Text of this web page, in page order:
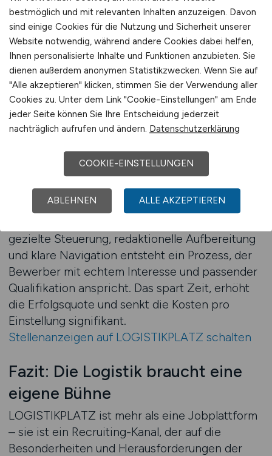
eine durchgängig logistiknahe Tonalität machen
LOGISTIKPLATZ zu einem Medium mit
Charakter. Fachkräfte erkennen hier auf den
ersten Blick: Dieses Unternehmen kennt mein
Arbeitsumfeld – und meine Sprache.
Zur Startseite
Fokus auf Bewerberqualität statt
Bewerbermenge
LOGISTIKPLATZ verfolgt keinen
Massengedanken. Die Plattform ist darauf
ausgerichtet, relevante Bewerbungen zu
gezielte Steuerung, redaktionelle Aufbereitung
und klare Navigation entsteht ein Prozess, der
Bewerber mit echtem Interesse und passender
Qualifikation anspricht. Das spart Zeit, erhöht
die Erfolgsquote und senkt die Kosten pro
Einstellung signifikant.
Stellenanzeigen auf LOGISTIKPLATZ schalten
Fazit: Die Logistik braucht eine
eigene Bühne
LOGISTIKPLATZ ist mehr als eine Jobplattform
– sie ist ein Recruiting-Kanal, der auf die
Besonderheiten und Herausforderungen der
bestmöglich und mit relevanten Inhalten anzuzeigen. Davon
sind einige Cookies für die Nutzung und Sicherheit unserer
Website notwendig, während andere Cookies dabei helfen,
Ihnen personalisierte Inhalte und Funktionen anzubieten. Sie
dienen außerdem anonymen Statistikzwecken. Wenn Sie auf
"Alle akzeptieren" klicken, stimmen Sie der Verwendung aller
Cookies zu. Unter dem Link "Cookie-Einstellungen" am Ende
jeder Seite können Sie Ihre Entscheidung jederzeit
nachträglich aufrufen und ändern. Datenschutzerklärung
COOKIE-EINSTELLUNGEN
ABLEHNEN ALLE AKZEPTIEREN